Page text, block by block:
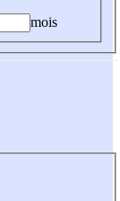
mois